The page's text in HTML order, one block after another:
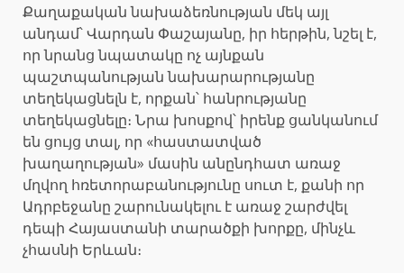
Քաղաքական նախաձեռնության մեկ այլ
անդամ՝ Վարդան Փաշայանը, իր հերթին, նշել է,
որ նրանց նպատակը ոչ այնքան
պաշտպանության նախարարությանը
տեղեկացնելն է, որքան՝ հանրությանը
տեղեկացնելը։ Նրա խոսքով՝ իրենք ցանկանում
են ցույց տալ, որ «հաստատված
խաղաղության» մասին անընդհատ առաջ
մղվող հռետորաբանությունը սուտ է, քանի որ
Ադրբեջանը շարունակելու է առաջ շարժվել
դեպի Հայաստանի տարածքի խորքը, մինչև
չհասնի Երևան։